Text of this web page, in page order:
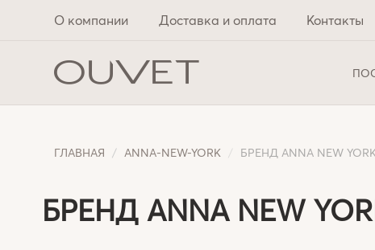
О компании Доставка и оплата Контакты
ГЛАВНАЯ ANNA-NEW-YORK БРЕНД ANNA NEW
БРЕНД ANNA NEW